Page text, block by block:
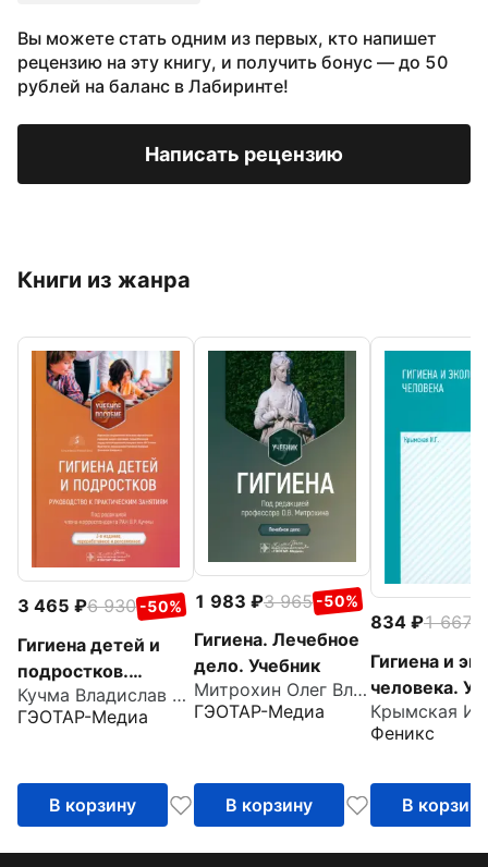
Вы можете стать одним из первых, кто напишет
рецензию на эту книгу, и получить бонус — до 50
рублей на баланс в Лабиринте!
Написать рецензию
Книги из жанра
3 465 6 930 -50%
Гигиена детей и
подростков.
Руководство к
практическим
Кучма Владислав Ремирович
ГЭОТАР-Медиа
В корзину
1 983 3 965 -50%
Гигиена. Лечебное
дело. Учебник
Митрохин Олег Владимирович
ГЭОТАР-Медиа
В корзину
834 1 667
Гигиена и
человека.
пособие
Феникс
В корзину